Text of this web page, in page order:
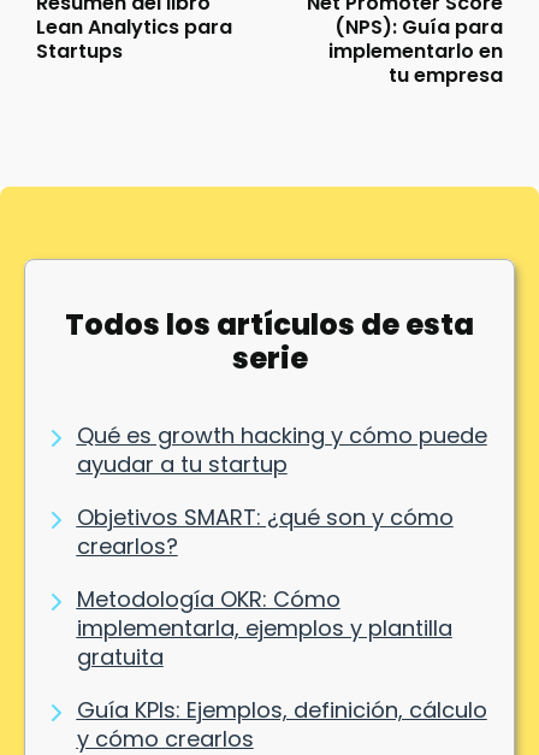
Lean Analytics para
Startups
(NPS): Guía para
implementarlo en
tu empresa
Todos los artículos de esta
serie
Qué es growth hacking y cómo puede
ayudar a tu startup
Objetivos SMART: ¿qué son y cómo
crearlos?
Metodología OKR: Cómo
implementarla, ejemplos y plantilla
gratuita
Guía KPIs: Ejemplos, definición, cálculo
y cómo crearlos